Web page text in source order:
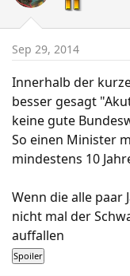
Sep 29, 2014
Innerhalb der
besser gesagt
keine gute
So einen Minister
mindestens 10
Wenn die alle paar
nicht mal der
auffallen